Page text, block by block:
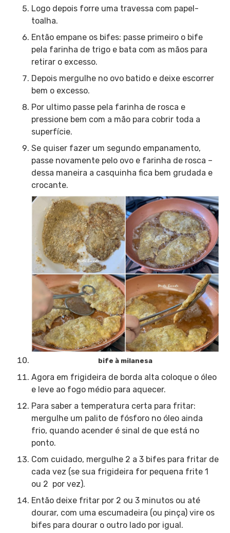
Logo depois forre uma travessa com papel-
toalha.
Então empane os bifes: passe primeiro o bife
pela farinha de trigo e bata com as mãos para
retirar o excesso.
Depois mergulhe no ovo batido e deixe escorrer
bem o excesso.
Por ultimo passe pela farinha de rosca e
pressione bem com a mão para cobrir toda a
superfície.
Se quiser fazer um segundo empanamento,
passe novamente pelo ovo e farinha de rosca –
dessa maneira a casquinha fica bem grudada e
crocante.
bife à milanesa
Agora em frigideira de borda alta coloque o óleo
e leve ao fogo médio para aquecer.
Para saber a temperatura certa para fritar:
mergulhe um palito de fósforo no óleo ainda
frio, quando acender é sinal de que está no
ponto.
Com cuidado, mergulhe 2 a 3 bifes para fritar de
cada vez (se sua frigideira for pequena frite 1
ou 2 por vez).
Então deixe fritar por 2 ou 3 minutos ou até
dourar, com uma escumadeira (ou pinça) vire os
bifes para dourar o outro lado por igual.